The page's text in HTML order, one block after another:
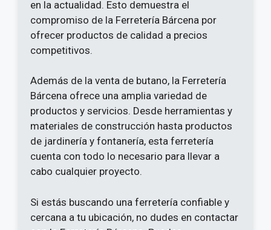
en la actualidad. Esto demuestra el
compromiso de la Ferretería Bárcena por
ofrecer productos de calidad a precios
competitivos.
Además de la venta de butano, la Ferretería
Bárcena ofrece una amplia variedad de
productos y servicios. Desde herramientas y
materiales de construcción hasta productos
de jardinería y fontanería, esta ferretería
cuenta con todo lo necesario para llevar a
cabo cualquier proyecto.
Si estás buscando una ferretería confiable y
cercana a tu ubicación, no dudes en contactar